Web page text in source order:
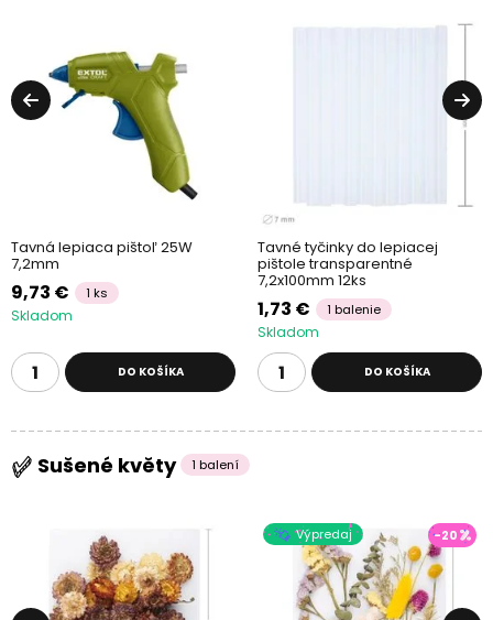
Tavná lepiaca pištoľ 25W
7,2mm
9,73 € 1 ks
Skladom
DO KOŠÍKA
Tavné tyčinky do lepiacej
pištole transparentné
7,2x100mm 12ks
1,73 € 1 balenie
Skladom
DO KOŠÍKA
Sušené květy 1 balení
Výpredaj -20